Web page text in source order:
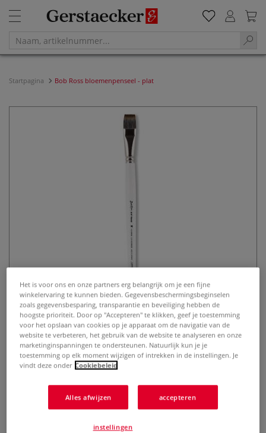
Startpagina Bob Ross bloemenpenseel - plat
Bob Ross bloemenpenseel - plat
0 Beoordeling
penselen met fijn, echt haar. Voor het schilderen van
Het is voor ons en onze partners erg belangrijk om je een fijne
winkelervaring te kunnen bieden. Gegevensbeschermingsbeginselen
zoals gegevensbesparing, transparantie en beveiliging hebben de
hoogste prioriteit. Door op "Accepteren" te klikken, geef je toestemming
voor het opslaan van cookies op je apparaat om de navigatie van de
website te verbeteren, het gebruik van de website te analyseren en onze
marketinginspanningen te ondersteunen. Natuurlijk kun je je
toestemming op elk moment wijzigen of intrekken in de instellingen. Je
vindt deze onder Cookiebeleid
Alles afwijzen accepteren
instellingen